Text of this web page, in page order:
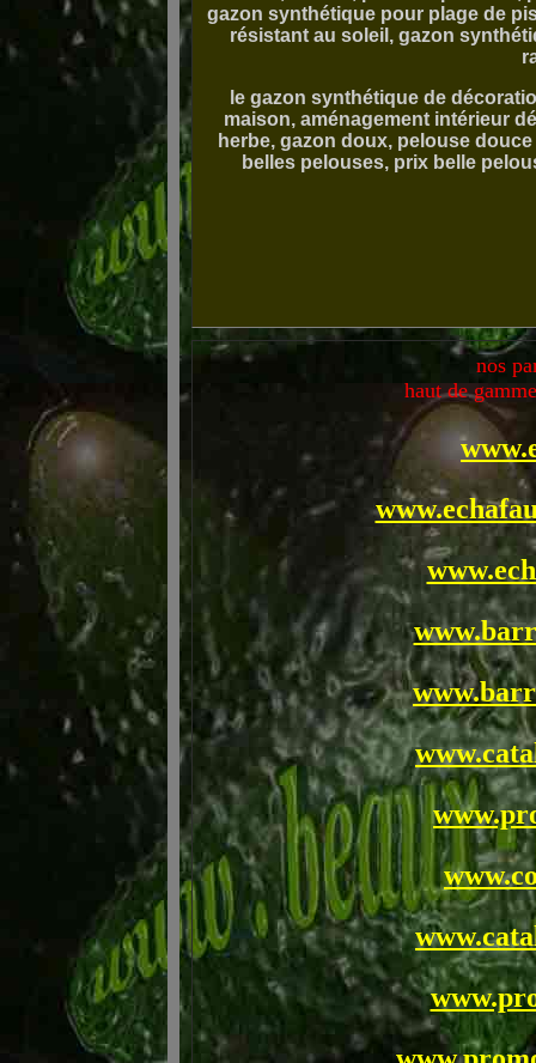
gazon synthétique pour plage de
résistant au soleil, gazon
le gazon synthétique de
maison, aménagement intérieur
herbe, gazon doux, pelouse
belles pelouses, prix belle
nos
haut de